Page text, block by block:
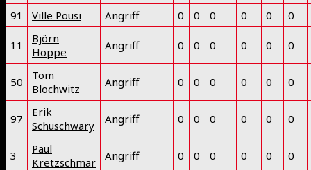
91 Ville Pousi Angriff 0 0 0 0 0 0
11
Björn
Hoppe
Angriff 0 0 0 0 0 0
50
Tom
Blochwitz
Angriff 0 0 0 0 0 0
97
Erik
Schuschwary
Angriff 0 0 0 0 0 0
3
Paul
Kretzschmar
Angriff 0 0 0 0 0 0